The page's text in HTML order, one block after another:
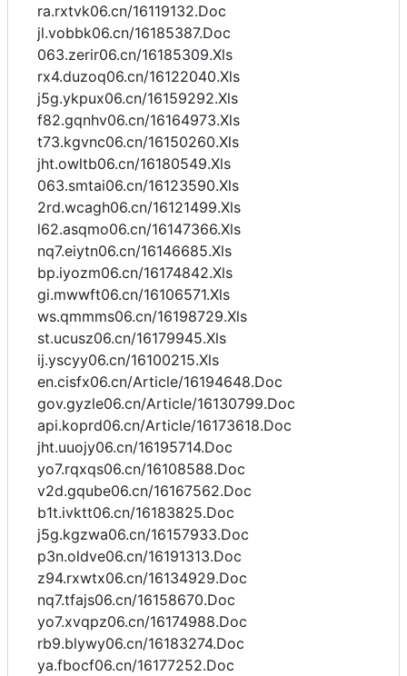
ra.rxtvk06.cn/16119132.Doc
jl.vobbk06.cn/16185387.Doc
063.zerir06.cn/16185309.Xls
rx4.duzoq06.cn/16122040.Xls
j5g.ykpux06.cn/16159292.Xls
f82.gqnhv06.cn/16164973.Xls
t73.kgvnc06.cn/16150260.Xls
jht.owltb06.cn/16180549.Xls
063.smtai06.cn/16123590.Xls
2rd.wcagh06.cn/16121499.Xls
l62.asqmo06.cn/16147366.Xls
nq7.eiytn06.cn/16146685.Xls
bp.iyozm06.cn/16174842.Xls
gi.mwwft06.cn/16106571.Xls
ws.qmmms06.cn/16198729.Xls
st.ucusz06.cn/16179945.Xls
ij.yscyy06.cn/16100215.Xls
en.cisfx06.cn/Article/16194648.Doc
gov.gyzle06.cn/Article/16130799.Doc
api.koprd06.cn/Article/16173618.Doc
jht.uuojy06.cn/16195714.Doc
yo7.rqxqs06.cn/16108588.Doc
v2d.gqube06.cn/16167562.Doc
b1t.ivktt06.cn/16183825.Doc
j5g.kgzwa06.cn/16157933.Doc
p3n.oldve06.cn/16191313.Doc
z94.rxwtx06.cn/16134929.Doc
nq7.tfajs06.cn/16158670.Doc
yo7.xvqpz06.cn/16174988.Doc
rb9.blywy06.cn/16183274.Doc
ya.fbocf06.cn/16177252.Doc